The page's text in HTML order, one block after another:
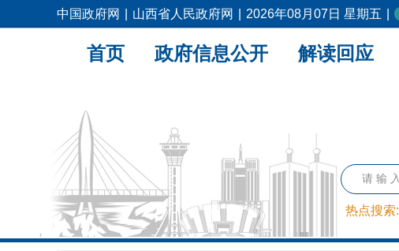
中国政府网 山西省人民政府网 2026年08月07日 星期五
热点搜索:
首页 政府信息公开 解读回应